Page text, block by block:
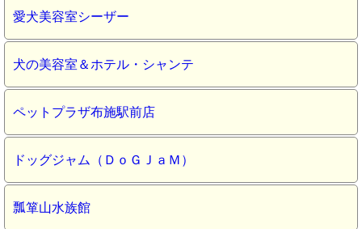
愛犬美容室シーザー
犬の美容室＆ホテル・シャンテ
ペットプラザ布施駅前店
ドッグジャム（ＤｏＧＪａＭ）
瓢箪山水族館